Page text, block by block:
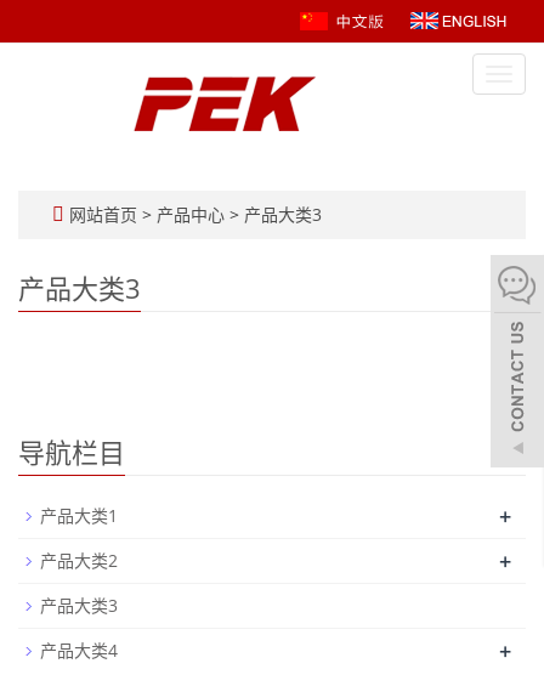
网站首页 > 产品中心 > 产品大类3
产品大类3
导航栏目
产品大类1 +
产品大类2 +
产品大类3
产品大类4
+